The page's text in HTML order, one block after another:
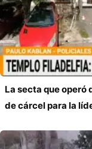
La secta que operó
de cárcel para la